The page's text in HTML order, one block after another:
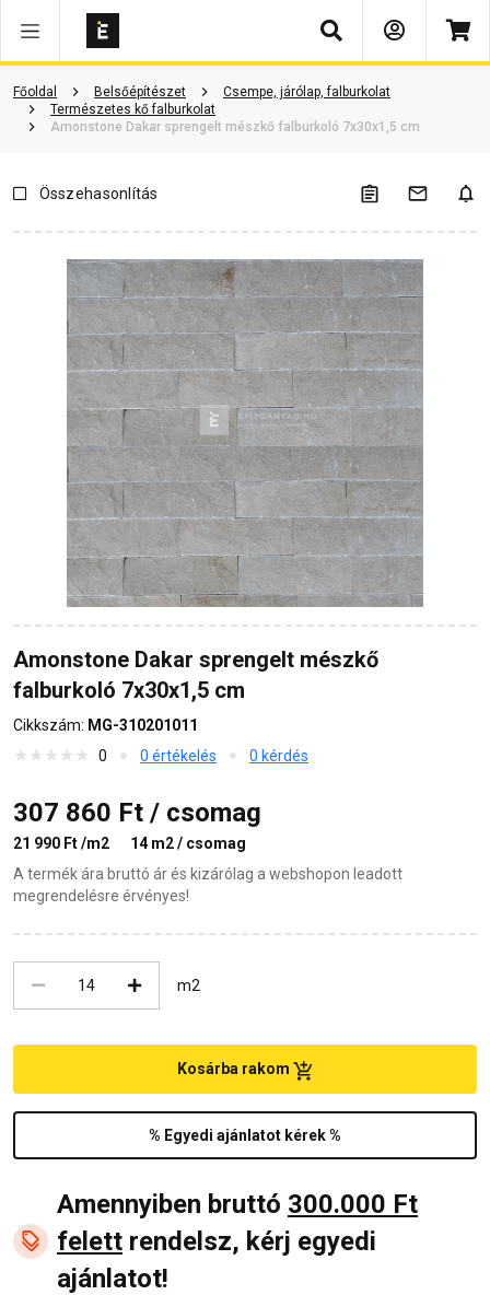
Keresés
Főoldal Belsőépítészet
Csempe, járólap, falburkolat
Természetes kő falburkolat
Amonstone Dakar sprengelt mészkő falburkoló 7x30x1,5 cm
Vásárlói vélemények Kérdések és válaszok Kapcsolódó cikkek
Összehasonlítás
Amonstone Dakar sprengelt mészkő
falburkoló 7x30x1,5 cm
Cikkszám: MG-310201011
0
0 értékelés 0 kérdés
307 860 Ft / csomag
21 990 Ft /m2
14 m2 / csomag
A termék ára bruttó ár és kizárólag a webshopon leadott
megrendelésre érvényes!
m2
% Egyedi ajánlatot kérek %
Kosárba rakom
Amennyiben bruttó 300.000 Ft
felett rendelsz, kérj egyedi
ajánlatot!